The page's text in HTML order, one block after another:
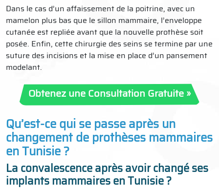
Dans le cas d’un affaissement de la poitrine, avec un
mamelon plus bas que le sillon mammaire, l’enveloppe
cutanée est repliée avant que la nouvelle prothèse soit
posée. Enfin, cette chirurgie des seins se termine par une
suture des incisions et la mise en place d’un pansement
modelant.
Obtenez une Consultation Gratuite »
Qu’est-ce qui se passe après un
changement de prothèses mammaires
en Tunisie ?
La convalescence après avoir changé ses
implants mammaires en Tunisie ?